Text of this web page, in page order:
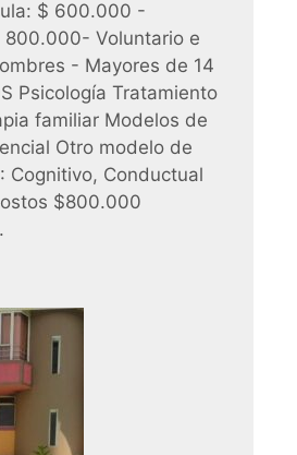
$ 600.000 -
800.000- Voluntario e
- Mayores de 14
Psicología Tratamiento
familiar Modelos de
Otro modelo de
Cognitivo, Conductual
$800.000